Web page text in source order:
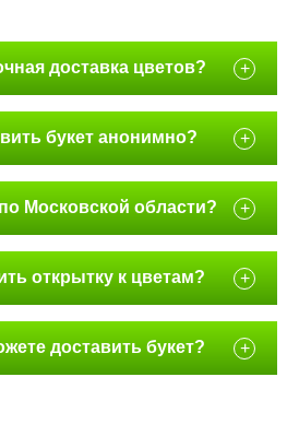
доставка цветов? +
букет анонимно? +
Московской области? +
открытку к цветам? +
доставить букет? +